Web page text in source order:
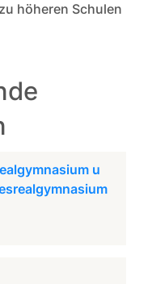
höheren Schulen
u